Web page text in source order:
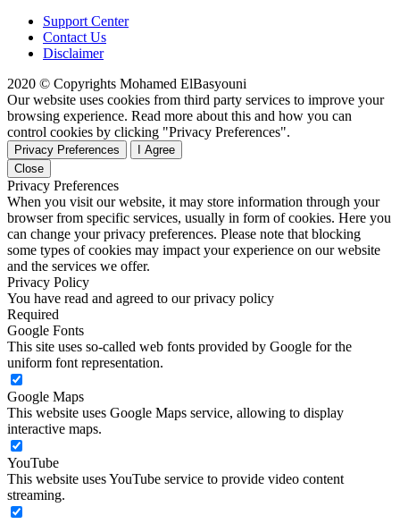
Support Center
Contact Us
Disclaimer
2020 © Copyrights Mohamed ElBasyouni
Our website uses cookies from third party services to improve your
browsing experience. Read more about this and how you can
control cookies by clicking "Privacy Preferences".
Privacy Preferences
I Agree
Close
Privacy Preferences
When you visit our website, it may store information through your
browser from specific services, usually in form of cookies. Here you
can change your privacy preferences. Please note that blocking
some types of cookies may impact your experience on our website
and the services we offer.
Privacy Policy
You have read and agreed to our privacy policy
Required
Google Fonts
This site uses so-called web fonts provided by Google for the
uniform font representation.
Google Maps
This website uses Google Maps service, allowing to display
interactive maps.
YouTube
This website uses YouTube service to provide video content
streaming.